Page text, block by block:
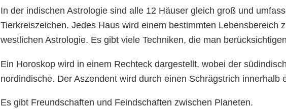
In der indischen Astrologie sind alle 12 Häuser gleich groß und
Tierkreiszeichen. Jedes Haus wird einem bestimmten Lebensbereich
westlichen Astrologie. Es gibt viele Techniken, die man
Ein Horoskop wird in einem Rechteck dargestellt, wobei der
nordindische. Der Aszendent wird durch einen Schrägstrich innerhalb
Es gibt Freundschaften und Feindschaften zwischen Planeten.